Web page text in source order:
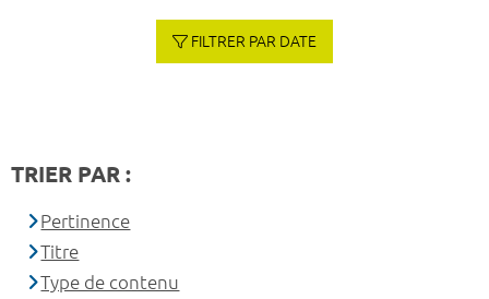
FILTRER PAR DATE
TRIER PAR :
Pertinence
Titre
Type de contenu